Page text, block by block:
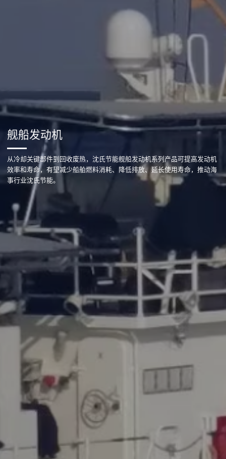
舰船发动机
从冷却关键部件到回收废热，沈氏节能舰船发动机系列产品可提高发动机
效率和寿命，有望减少船舶燃料消耗、降低排放、延长使用寿命，推动海
事行业沈氏节能。